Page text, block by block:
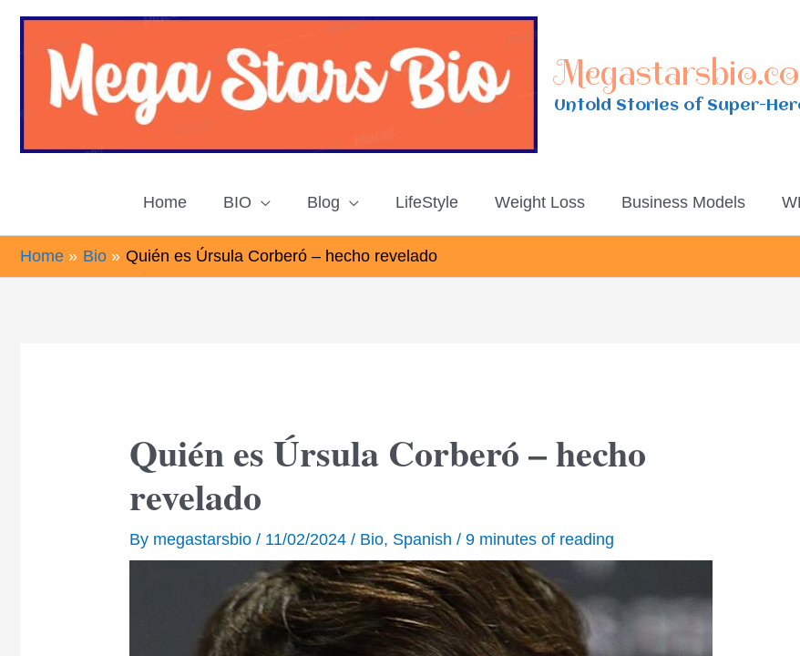
Skip
Untold Stories of Super-
Home BIO Blog LifeStyle Weight Loss Business Models
Home Bio Quién es Úrsula Corberó – hecho revelado
Quién es Úrsula Corberó – hecho
revelado
By megastarsbio/ 11/02/2024/ Bio, Spanish /9 minutes of reading